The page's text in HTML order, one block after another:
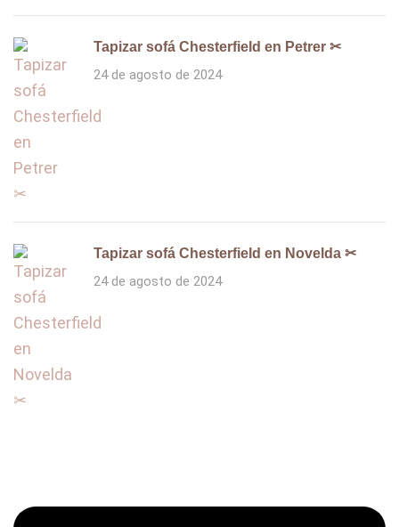
Tapizar sofá Chesterfield en Petrer ✂
24 de agosto de 2024
Tapizar sofá Chesterfield en Novelda ✂
24 de agosto de 2024